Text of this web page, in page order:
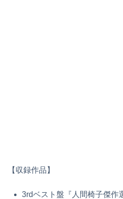
【収録作品】
3rdベスト盤『人間椅子傑作